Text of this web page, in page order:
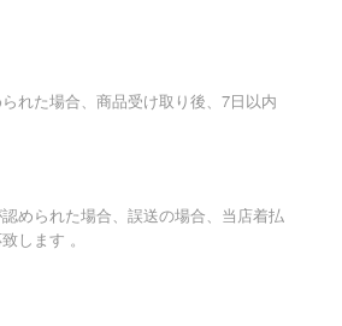
れた場合、商品受け取り後、7日以内
められた場合、誤送の場合、当店着払
します 。